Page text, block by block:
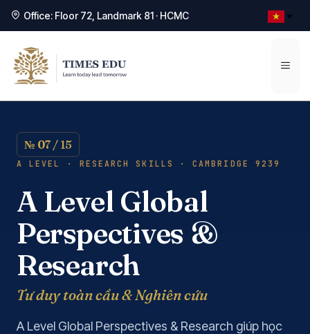
Office: Floor 72, Landmark 81 · HCMC ▼
đến
dung
№ 07 / 15
A LEVEL · RESEARCH SKILLS · CAMBRIDGE 9239
A Level Global
Perspectives &
Research
Tư duy toàn cầu & Nghiên cứu
A Level Global Perspectives & Research giúp học